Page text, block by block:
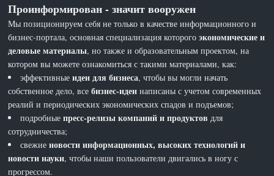
Проинформирован - значит вооружен
Мы позиционируем себя не только в качестве информационного и
бизнес-портала, основная специализация которогоэкономические и
деловые материалы, но также и образовательным проектом, на
котором вы можете ознакомиться с такими материалами, как:
эффективныеидеи для бизнеса, чтобы вы могли начать
собственное дело, всебизнес-идеи написаны с учетом современных
реалий и периодических экономических спадов и подъемов;
подробныепресс-релизы компаний и продуктов для
сотрудничества;
свежиеновости информационных, высоких технологий и
новости науки, чтобы наши пользователи двигались в ногу с
прогрессом.